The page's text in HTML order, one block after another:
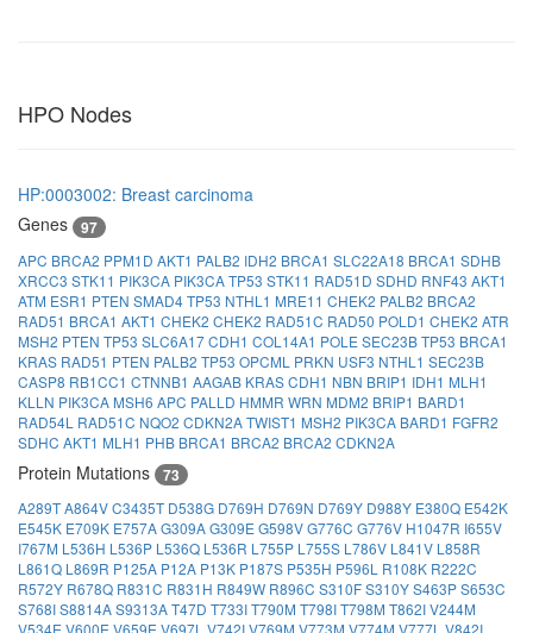
HPO Nodes
HP:0003002: Breast carcinoma
Genes
97
APC BRCA2 PPM1D AKT1 PALB2 IDH2 BRCA1 SLC22A18 BRCA1 SDHB
XRCC3 STK11 PIK3CA PIK3CATP53 STK11 RAD51D SDHD RNF43 AKT1
ATM ESR1 PTEN SMAD4TP53 NTHL1 MRE11 CHEK2 PALB2 BRCA2
RAD51 BRCA1 AKT1 CHEK2 CHEK2 RAD51C RAD50 POLD1 CHEK2 ATR
MSH2 PTEN TP53 SLC6A17CDH1 COL14A1 POLE SEC23BTP53 BRCA1
KRAS RAD51 PTEN PALB2 TP53 OPCML PRKN USF3 NTHL1 SEC23B
CASP8 RB1CC1 CTNNB1 AAGAB KRASCDH1 NBN BRIP1 IDH1 MLH1
KLLN PIK3CA MSH6 APC PALLD HMMR WRN MDM2 BRIP1 BARD1
RAD54L RAD51C NQO2 CDKN2ATWIST1 MSH2 PIK3CA BARD1 FGFR2
SDHC AKT1 MLH1 PHB BRCA1 BRCA2 BRCA2 CDKN2A
Protein Mutations 73
A289TA864VC3435T D538G D769H D769N D769Y D988Y E380Q E542K
E545K E709K E757AG309AG309E G598VG776C G776V H1047R I655V
I767M L536H L536P L536Q L536R L755P L755S L786V L841V L858R
L861Q L869R P125A P12A P13K P187S P535H P596L R108K R222C
R572Y R678Q R831C R831H R849W R896C S310FS310YS463PS653C
S768IS8814AS9313AT47D T733IT790M T798IT798M T862IV244M
V534E V600E V659E V697L V742IV769M V773M V774M V777L V842I